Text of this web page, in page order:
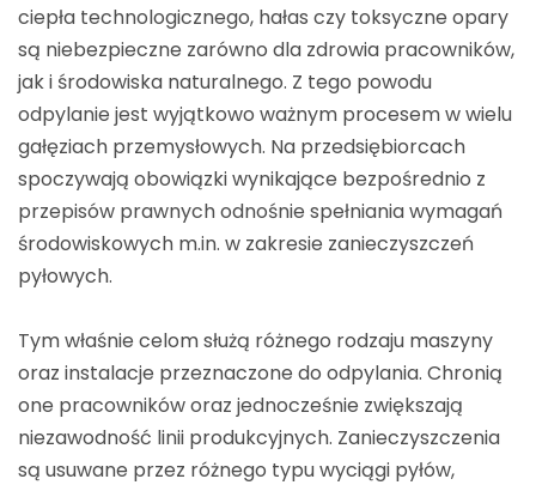
ciepła technologicznego, hałas czy toksyczne opary
są niebezpieczne zarówno dla zdrowia pracowników,
jak i środowiska naturalnego. Z tego powodu
odpylanie jest wyjątkowo ważnym procesem w wielu
gałęziach przemysłowych. Na przedsiębiorcach
spoczywają obowiązki wynikające bezpośrednio z
przepisów prawnych odnośnie spełniania wymagań
środowiskowych m.in. w zakresie zanieczyszczeń
pyłowych.
Tym właśnie celom służą różnego rodzaju maszyny
oraz instalacje przeznaczone do odpylania. Chronią
one pracowników oraz jednocześnie zwiększają
niezawodność linii produkcyjnych. Zanieczyszczenia
są usuwane przez różnego typu wyciągi pyłów,